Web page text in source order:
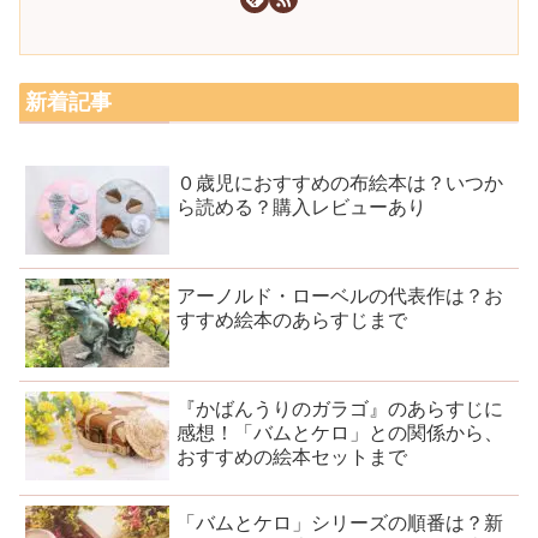
新着記事
０歳児におすすめの布絵本は？いつか
ら読める？購入レビューあり
アーノルド・ローベルの代表作は？お
すすめ絵本のあらすじまで
『かばんうりのガラゴ』のあらすじに
感想！「バムとケロ」との関係から、
おすすめの絵本セットまで
「バムとケロ」シリーズの順番は？新